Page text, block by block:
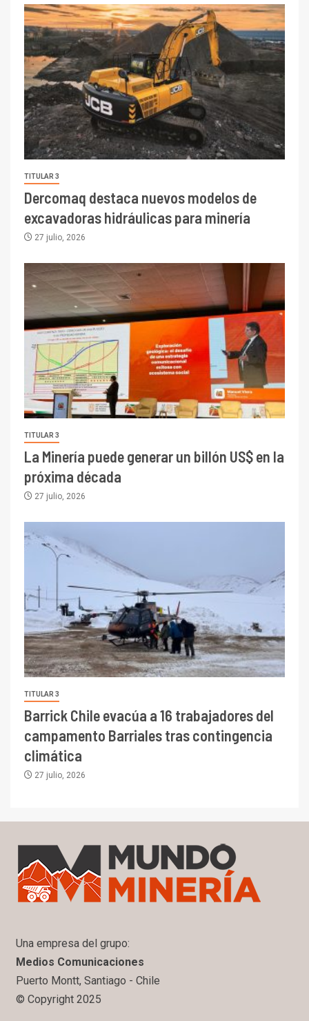
TITULAR 3
Dercomaq destaca nuevos modelos de
excavadoras hidráulicas para minería
27 julio, 2026
TITULAR 3
La Minería puede generar un billón US$ en la
próxima década
27 julio, 2026
TITULAR 3
Barrick Chile evacúa a 16 trabajadores del
campamento Barriales tras contingencia
climática
27 julio, 2026
Una empresa del grupo:
Medios Comunicaciones
Puerto Montt, Santiago - Chile
© Copyright 2025